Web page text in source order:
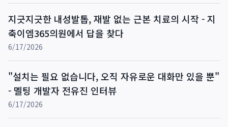
지긋지긋한 내성발톱, 재발 없는 근본 치료의 시작 - 지
축이엠365의원에서 답을 찾다
6/17/2026
"설치는 필요 없습니다, 오직 자유로운 대화만 있을 뿐"
- 멜팅 개발자 전유진 인터뷰
6/17/2026